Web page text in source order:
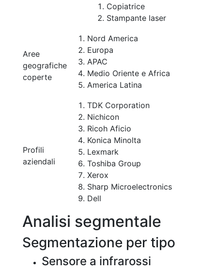
Copiatrice
Stampante laser
Aree
geografiche
coperte
Nord America
Europa
APAC
Medio Oriente e Africa
America Latina
Profili
aziendali
TDK Corporation
Nichicon
Ricoh Aficio
Konica Minolta
Lexmark
Toshiba Group
Xerox
Sharp Microelectronics
Dell
Analisi segmentale
Segmentazione per tipo
Sensore a infrarossi